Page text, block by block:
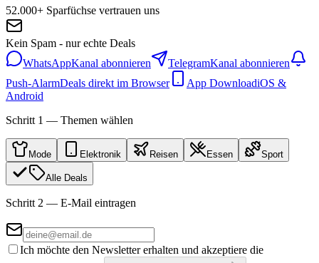
52.000+ Sparfüchse vertrauen uns
Kein Spam - nur echte Deals
WhatsAppKanal abonnieren TelegramKanal abonnieren
Push-AlarmDeals direkt im Browser App DownloadiOS &
Android
Schritt 1 — Themen wählen
Mode Elektronik Reisen Essen Sport
Alle Deals
Schritt 2 — E-Mail eintragen
Ich möchte den Newsletter erhalten und akzeptiere die